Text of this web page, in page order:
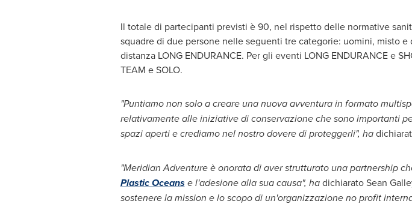
Il totale di partecipanti previsti è 90, nel rispetto delle normative
squadre di due persone nelle seguenti tre categorie: uomini, misto
distanza LONG ENDURANCE. Per gli eventi LONG ENDURANCE e
TEAM e SOLO.
"Puntiamo non solo a creare una nuova avventura in formato
relativamente alle iniziative di conservazione che sono importanti
spazi aperti e crediamo nel nostro dovere di proteggerli", ha
"Meridian Adventure è onorata di aver strutturato una partnership
Plastic Oceanse l'adesione alla sua causa", hadichiaratoSean
sostenere la mission e lo scopo di un'organizzazione no profit